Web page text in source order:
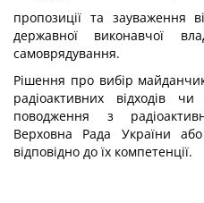
пропозиції та зауваження
державної виконавчої
самоврядування.
Рішення про вибір
радіоактивних відходів
поводження з
Верховна Рада України або
відповідно до їх компетенції.